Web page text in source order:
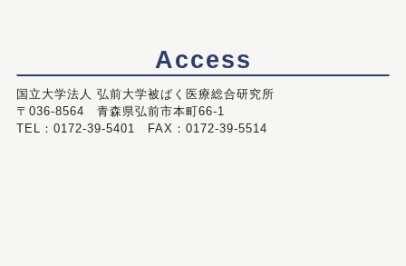
Access
国立大学法人 弘前大学被ばく医療総合研究所
〒036-8564 青森県弘前市本町66-1
TEL：0172-39-5401 FAX：0172-39-5514